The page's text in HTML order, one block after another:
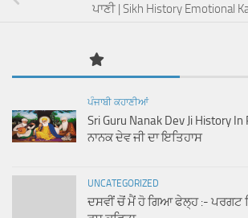
ਪਾਣੀ | Sikh History Emotional
ਪੰਜਾਬੀ ਕਹਾਣੀਆਂ
Sri Guru Nanak Dev Ji History
ਨਾਨਕ ਦੇਵ ਜੀ ਦਾ ਇਤਿਹਾਸ
UNCATEGORIZED
ਦਸਵੀਂ ਚੋਂ ਮੈਂ ਹੋ ਗਿਆ ਫੇਲ੍ਹ :- ਪਰਗਟ